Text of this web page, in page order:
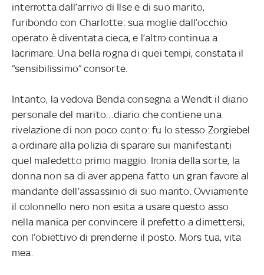
interrotta dall’arrivo di Ilse e di suo marito,
furibondo con Charlotte: sua moglie dall’occhio
operato è diventata cieca, e l’altro continua a
lacrimare. Una bella rogna di quei tempi, constata il
“sensibilissimo” consorte.
Intanto, la vedova Benda consegna a Wendt il diario
personale del marito…diario che contiene una
rivelazione di non poco conto: fu lo stesso Zorgiebel
a ordinare alla polizia di sparare sui manifestanti
quel maledetto primo maggio. Ironia della sorte, la
donna non sa di aver appena fatto un gran favore al
mandante dell’assassinio di suo marito. Ovviamente
il colonnello nero non esita a usare questo asso
nella manica per convincere il prefetto a dimettersi,
con l’obiettivo di prenderne il posto. Mors tua, vita
mea.